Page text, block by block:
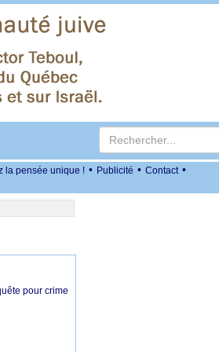
la pensée unique ! • Publicité • Contact •
pour crime